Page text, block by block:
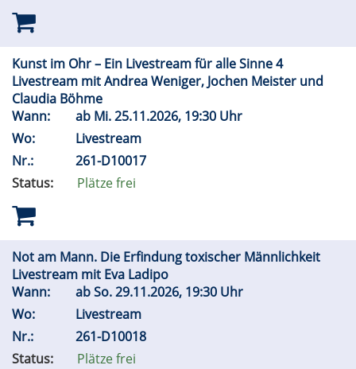
Kunst im Ohr – Ein Livestream für alle Sinne 4
Livestream mit Andrea Weniger, Jochen Meister und
Claudia Böhme
Wann:
ab Mi.25.11.2026, 19:30 Uhr
Wo:
Livestream
Nr.:
261-D10017
Status:
Plätze frei
Not am Mann. Die Erfindung toxischer Männlichkeit
Livestream mit Eva Ladipo
Wann:
abSo.29.11.2026, 19:30 Uhr
Wo:
Livestream
Nr.:
261-D10018
Status:
Plätze frei